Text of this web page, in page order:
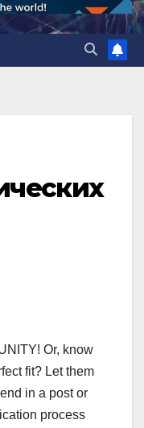
Or, know
fit? Let them
in a post or
process